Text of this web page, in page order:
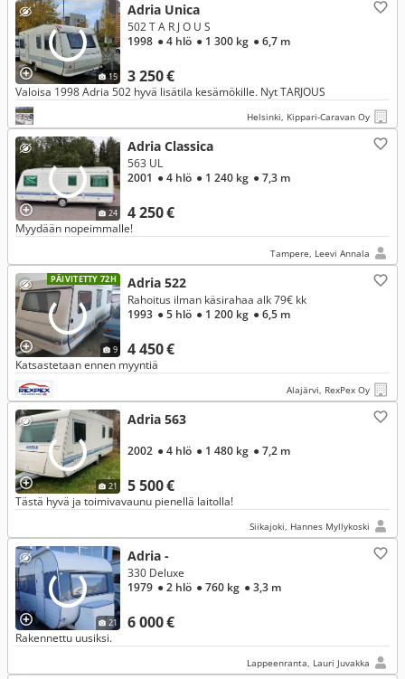
15
Adria Unica
3 250 €
502 T A R J O U S
1998 ● 4 hlö ● 1 300 kg ● 6,7 m
Valoisa 1998 Adria 502 hyvä lisätila kesämökille. Nyt TARJOUS
Helsinki, Kippari-Caravan Oy
24
Adria Classica
4 250 €
563 UL
2001 ● 4 hlö ● 1 240 kg ● 7,3 m
Myydään nopeimmalle!
Tampere, Leevi Annala
PÄIVITETTY 72H
9
Adria 522
4 450 €
Rahoitus ilman käsirahaa alk 79€ kk
1993 ● 5 hlö ● 1 200 kg ● 6,5 m
Katsastetaan ennen myyntiä
Alajärvi, RexPex Oy
21
Adria 563
5 500 €
2002 ● 4 hlö ● 1 480 kg ● 7,2 m
Tästä hyvä ja toimivavaunu pienellä laitolla!
Siikajoki, Hannes Myllykoski
21
Adria -
6 000 €
330 Deluxe
1979 ● 2 hlö ● 760 kg ● 3,3 m
Rakennettu uusiksi.
Lappeenranta, Lauri Juvakka